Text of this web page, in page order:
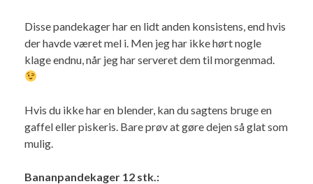
Disse pandekager har en lidt anden konsistens, end hvis
der havde været mel i. Men jeg har ikke hørt nogle
klage endnu, når jeg har serveret dem til morgenmad.
Hvis du ikke har en blender, kan du sagtens bruge en
gaffel eller piskeris. Bare prøv at gøre dejen så glat som
mulig.
Bananpandekager 12 stk.: